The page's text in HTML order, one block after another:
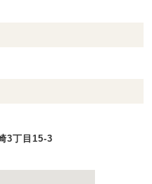
3丁目15-3